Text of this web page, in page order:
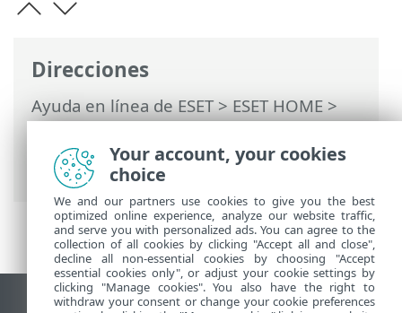
Direcciones
Ayuda en línea de ESET>ESET HOME>
Trabajar con ESET HOME>Suscripciones
y administración de suscripciones>
Renovación de la suscripción
Your account, your cookies
choice
We and our partners use cookies to give you the best
optimized online experience, analyze our website traffic,
and serve you with personalized ads. You can agree to the
collection of all cookies by clicking "Accept all and close",
decline all non-essential cookies by choosing "Accept
essential cookies only", or adjust your cookie settings by
clicking "Manage cookies". You also have the right to
withdraw your consent or change your cookie preferences